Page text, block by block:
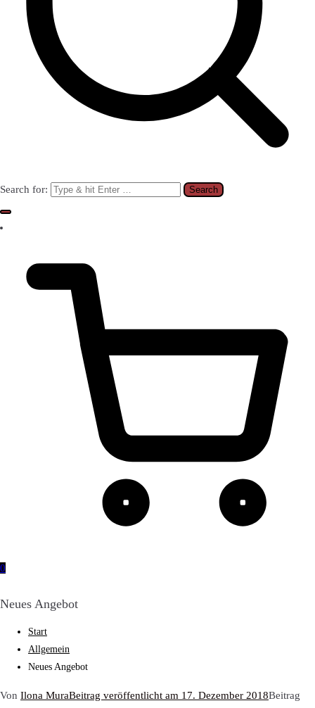
Search for:
0
Neues Angebot
Start
Allgemein
Neues Angebot
Von Ilona MuraBeitrag veröffentlicht am 17. Dezember 2018Beitrag